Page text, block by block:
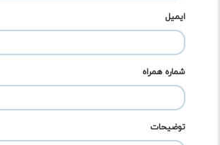
ایمیل
شماره همراه
توضیحات